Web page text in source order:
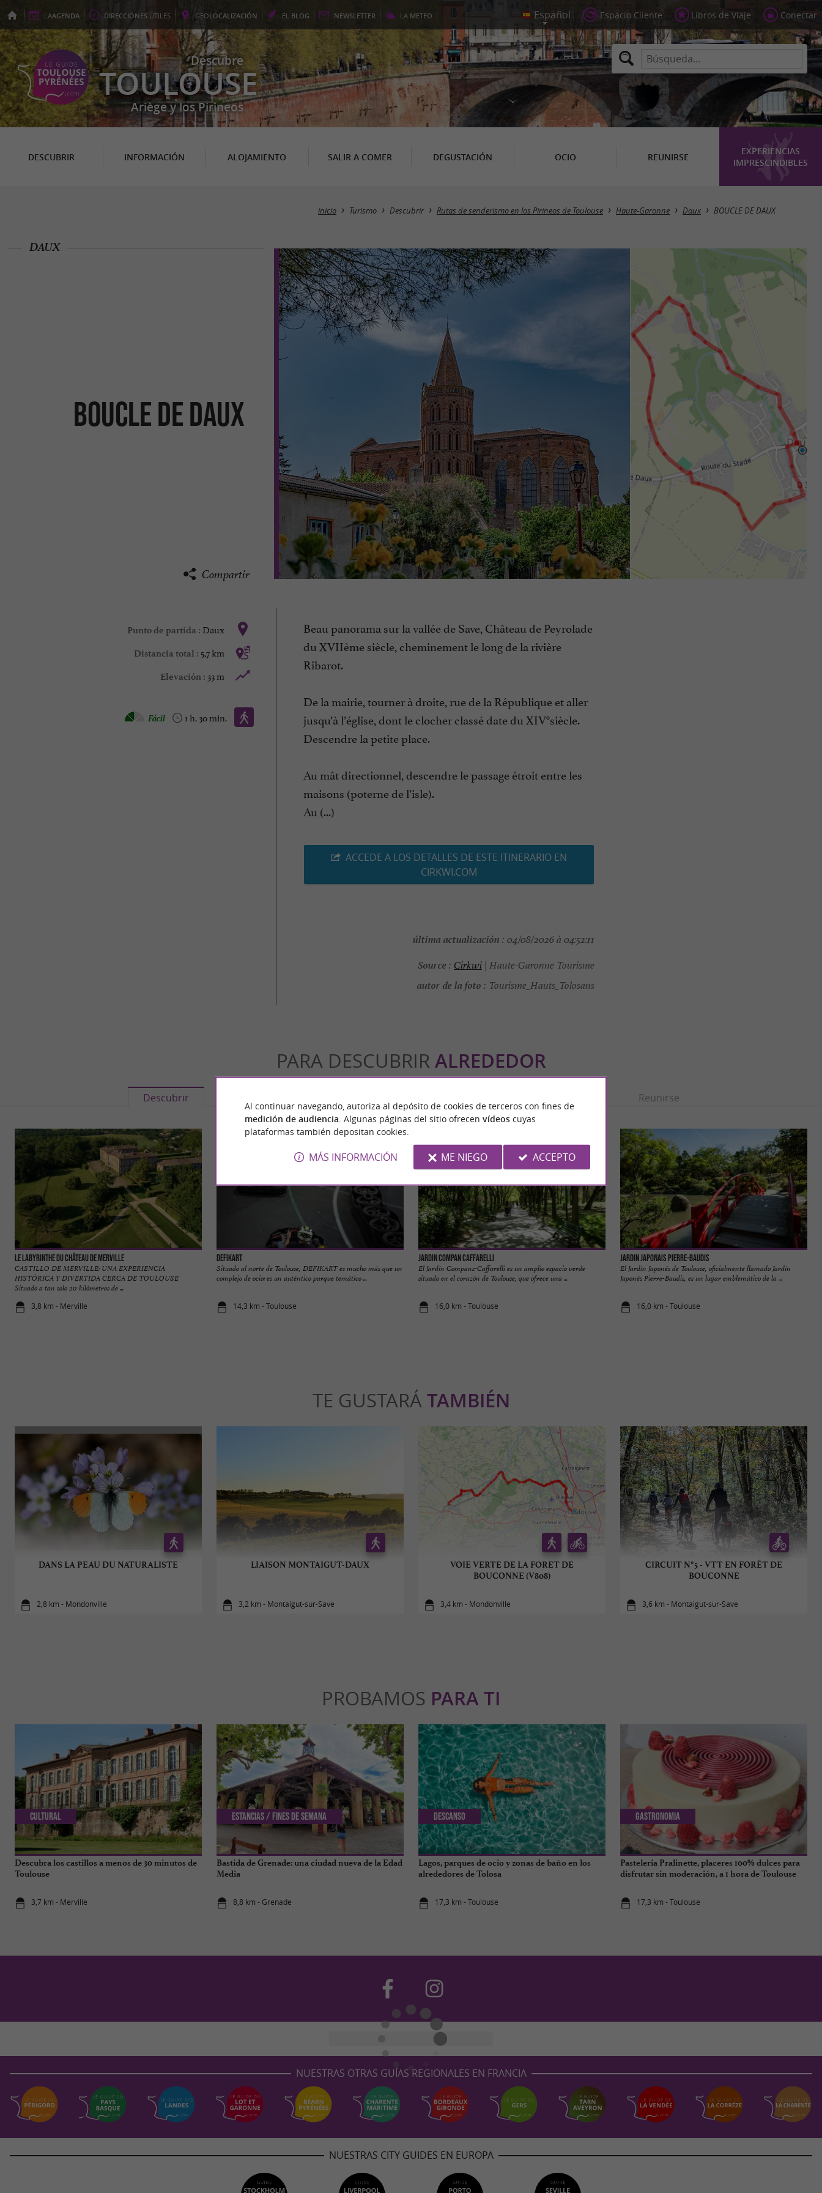
LAAGENDA DIRECCIONES ÚTILES GEOLOCALIZACIÓN EL BLOG NEWSLETTER LA METEO Espacio Cliente Libros de Viaje Conectar
Descubre
TOULOUSE
Ariège y los Pirineos
DESCUBRIR INFORMACIÓN ALOJAMIENTO SALIR A COMER DEGUSTACIÓN OCIO REUNIRSE
EXPERIENCIAS
IMPRESCINDIBLES
inicio Turismo Descubrir Rutas de senderismo en los Pirineos de Toulouse Haute-Garonne Daux BOUCLE DE DAUX
BOUCLE DE DAUX
DAUX
Compartir
Punto de partida : Daux
Distancia total : 5,7 km
Elevación : 33 m
Caminata :
1 h. 30 min.
Fácil
Beau panorama sur la vallée de Save, Château de Peyrolade
du XVIIème siècle, cheminement le long de la rivière
Ribarot.
De la mairie, tourner à droite, rue de la République et aller
jusqu’à l’église, dont le clocher classé date du XIV°siècle.
Descendre la petite place.
Au mât directionnel, descendre le passage étroit entre les
maisons (poterne de l’isle).
Au (...)
ACCEDE A LOS DETALLES DE ESTE ITINERARIO EN
CIRKWI.COM
última actualización : 04/08/2026 à 04:52:11
Source : Cirkwi| Haute-Garonne Tourisme
autor de la foto : Tourisme_Hauts_Tolosans
PARA DESCUBRIR ALREDEDOR
Descubrir Reunirse
Le Labyrinthe du Château de Merville
CASTILLO DE MERVILLE: UNA EXPERIENCIA
HISTÓRICA Y DIVERTIDA CERCA DE TOULOUSE
Situado a tan solo 20 kilómetros de ...
3,8 km - Merville
DefiKart
Situado al norte de Toulouse, DEFIKART es mucho más que un
complejo de ocio: es un auténtico parque temático ...
14,3 km - Toulouse
Jardin Compan Caffarelli
El Jardín Compans-Caffarelli es un amplio espacio verde
situado en el corazón de Toulouse, que ofrece una ...
16,0 km - Toulouse
Jardin japonais Pierre-Baudis
El Jardín Japonés de Toulouse, oficialmente llamado Jardín
Japonés Pierre-Baudis, es un lugar emblemático de la ...
16,0 km - Toulouse
TE GUSTARÁTAMBIÉN
DANS LA PEAU DU NATURALISTE
2,8 km - Mondonville
LIAISON MONTAIGUT-DAUX
3,2 km - Montaigut-sur-Save
VOIE VERTE DE LA FORET DE
BOUCONNE (V808)
3,4 km - Mondonville
CIRCUIT N°5 - VTT EN FORÊT DE
BOUCONNE
3,6 km - Montaigut-sur-Save
PROBAMOS PARA TI
Descubra los castillos a menos de 30 minutos de
Toulouse
3,7 km - Merville
Cultural
Bastida de Grenade: una ciudad nueva de la Edad
Media
8,8 km - Grenade
Estancias / Fines de semana
Lagos, parques de ocio y zonas de baño en los
alrededores de Tolosa
17,3 km - Toulouse
Descanso
Pastelería Pralinette, placeres 100% dulces para
disfrutar sin moderación, a 1 hora de Toulouse
17,3 km - Toulouse
Gastronomia
NUESTRAS OTRAS GUÍAS REGIONALES EN FRANCIA
NUESTRAS CITY GUIDES EN EUROPA
Al continuar navegando, autoriza al depósito de cookies de terceros con fines de
medición de audiencia . Algunas páginas del sitio ofrecen vídeoscuyas
plataformas también depositan cookies.
MÁS INFORMACIÓN ME NIEGO ACCEPTO